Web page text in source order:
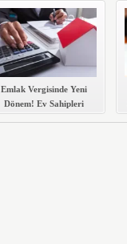
Emlak Vergisinde Yeni
Dönem! Ev Sahipleri